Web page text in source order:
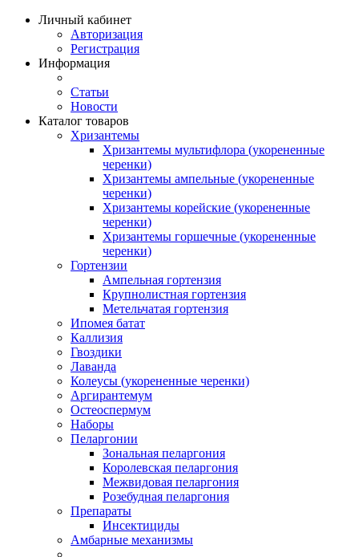
Личный кабинет
Авторизация
Регистрация
Информация
Статьи
Новости
Каталог товаров
Хризантемы
Хризантемы мультифлора (укорененные
черенки)
Хризантемы ампельные (укорененные
черенки)
Хризантемы корейские (укорененные
черенки)
Хризантемы горшечные (укорененные
черенки)
Гортензии
Ампельная гортензия
Крупнолистная гортензия
Метельчатая гортензия
Ипомея батат
Каллизия
Гвоздики
Лаванда
Колеусы (укорененные черенки)
Аргирантемум
Остеоспермум
Наборы
Пеларгонии
Зональная пеларгония
Королевская пеларгония
Межвидовая пеларгония
Розебудная пеларгония
Препараты
Инсектициды
Амбарные механизмы